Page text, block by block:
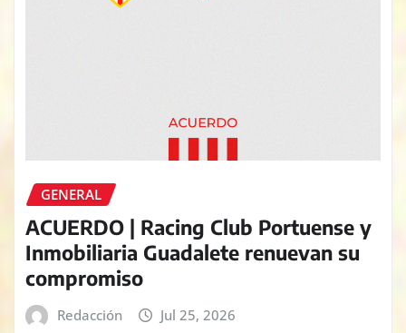
GENERAL
ACUERDO | Racing Club Portuense y
Inmobiliaria Guadalete renuevan su
compromiso
Redacción Jul 25, 2026